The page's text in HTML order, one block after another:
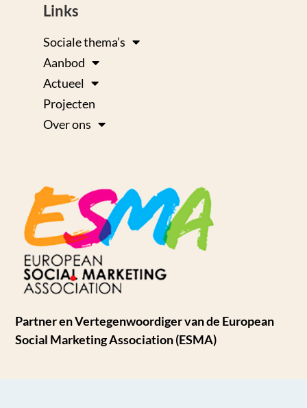
Links
Sociale thema’s
Aanbod
Actueel
Projecten
Over ons
Partner en Vertegenwoordiger van de European
Social Marketing Association (ESMA)